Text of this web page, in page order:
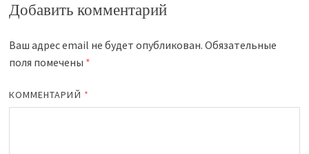
Добавить комментарий
Ваш адрес email не будет опубликован. Обязательные
поля помечены *
КОММЕНТАРИЙ *